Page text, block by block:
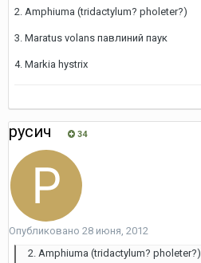
2. Amphiuma (tridactylum? pholeter?)
3. Maratus volans павлиний паук
4. Markia hystrix
русич 34
Опубликовано 28 июня, 2012
2. Amphiuma (tridactylum? pholeter?)